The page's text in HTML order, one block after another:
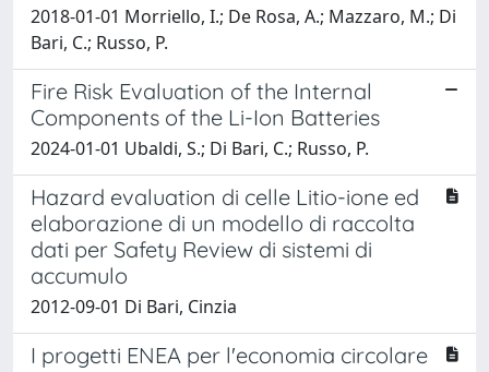
2018-01-01 Morriello, I.; De Rosa, A.; Mazzaro, M.; Di
Bari, C.; Russo, P.
Fire Risk Evaluation of the Internal
Components of the Li-Ion Batteries
2024-01-01 Ubaldi, S.; Di Bari, C.; Russo, P.
Hazard evaluation di celle Litio-ione ed
elaborazione di un modello di raccolta
dati per Safety Review di sistemi di
accumulo
2012-09-01 Di Bari, Cinzia
I progetti ENEA per l'economia circolare